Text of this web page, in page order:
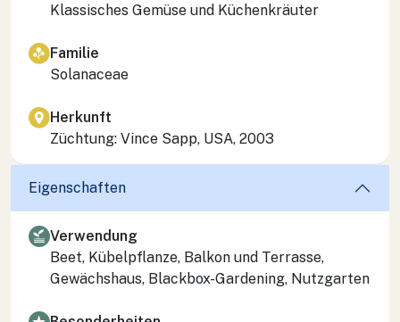
Klassisches Gemüse und Küchenkräuter
Familie
Solanaceae
Herkunft
Züchtung: Vince Sapp, USA, 2003
Eigenschaften
Verwendung
Beet, Kübelpflanze, Balkon und Terrasse,
Gewächshaus, Blackbox-Gardening, Nutzgarten